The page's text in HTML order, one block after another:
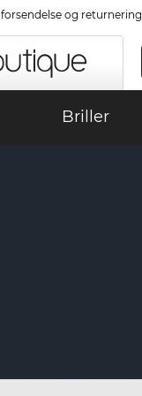
og returnering
Briller